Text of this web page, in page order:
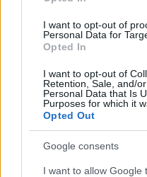
I want to opt-out of
Personal Data for
Opted In
I want to opt-out of
Retention, Sale, and/
Personal Data that Is
Purposes for which it
Opted Out
Google consents
I want to allow Google
NECROLOGIE
Mario Malu